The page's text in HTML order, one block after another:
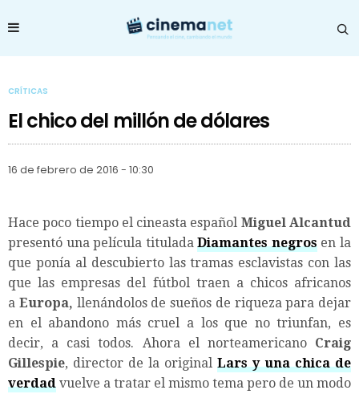
CRÍTICAS
El chico del millón de dólares
16 de febrero de 2016 - 10:30
Hace poco tiempo el cineasta español Miguel Alcantud
presentó una película tituladaDiamantes negrosen la
que ponía al descubierto las tramas esclavistas con las
que las empresas del fútbol traen a chicos africanos
a Europa, llenándolos de sueños de riqueza para dejar
en el abandono más cruel a los que no triunfan, es
decir, a casi todos. Ahora el norteamericano Craig
Gillespie, director de la original Lars y una chica de
verdad vuelve a tratar el mismo tema pero de un modo